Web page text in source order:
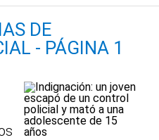
DE
- PÁGINA 1